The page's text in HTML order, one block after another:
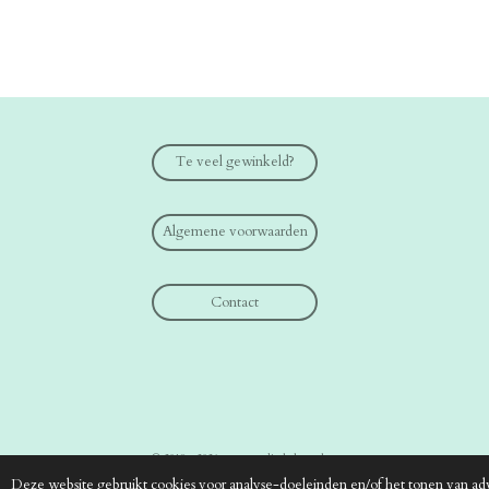
Deze website gebruikt cookies voor analyse-doeleinden en/of het tonen van
Te veel gewinkeld?
Algemene voorwaarden
Contact
© 2019 - 2026 www.medical-shop.nl